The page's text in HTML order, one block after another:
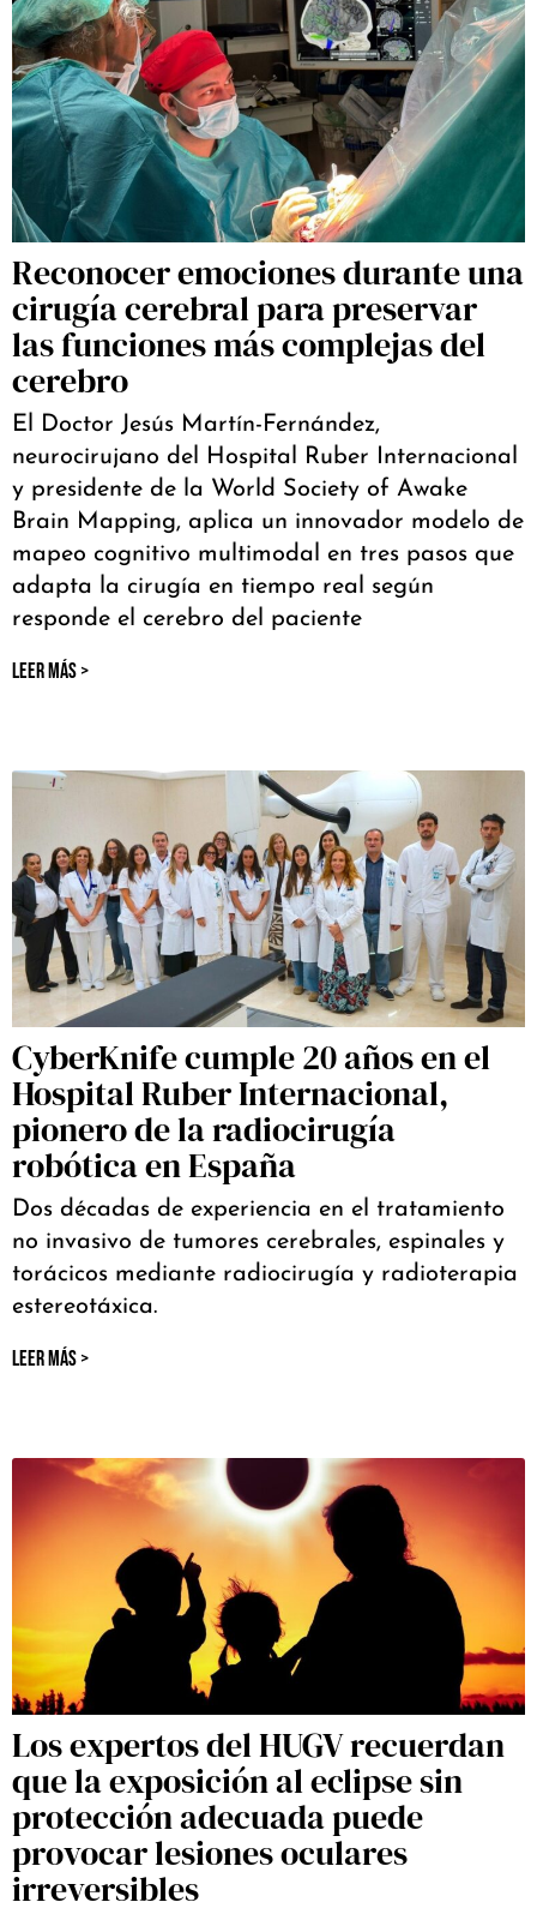
Reconocer emociones durante una
cirugía cerebral para preservar
las funciones más complejas del
cerebro
El Doctor Jesús Martín-Fernández,
neurocirujano del Hospital Ruber Internacional
y presidente de la World Society of Awake
Brain Mapping, aplica un innovador modelo de
mapeo cognitivo multimodal en tres pasos que
adapta la cirugía en tiempo real según
responde el cerebro del paciente
LEER MÁS >
CyberKnife cumple 20 años en el
Hospital Ruber Internacional,
pionero de la radiocirugía
robótica en España
Dos décadas de experiencia en el tratamiento
no invasivo de tumores cerebrales, espinales y
torácicos mediante radiocirugía y radioterapia
estereotáxica.
LEER MÁS >
Los expertos del HUGV recuerdan
que la exposición al eclipse sin
protección adecuada puede
provocar lesiones oculares
irreversibles